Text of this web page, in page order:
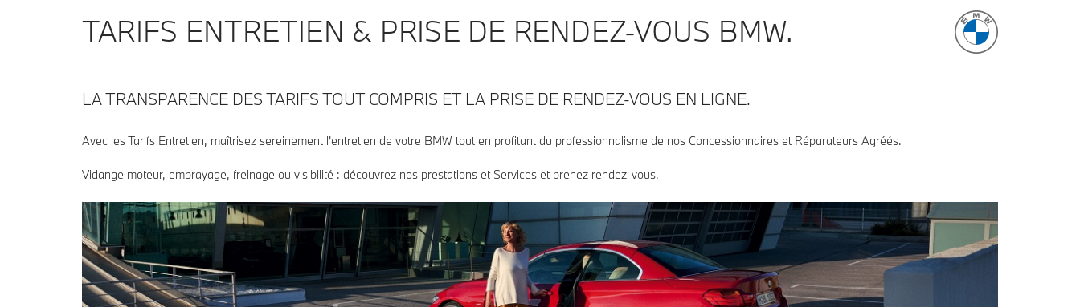
TARIFS ENTRETIEN & PRISE DE RENDEZ-VOUS BMW.
LA TRANSPARENCE DES TARIFS TOUT COMPRIS ET LA PRISE DE RENDEZ-VOUS EN LIGNE.
Avec les Tarifs Entretien, maîtrisez sereinement l'entretien de votre BMW tout en profitant du professionnalisme de nos Concessionnaires et Réparateurs Agréés.
Vidange moteur, embrayage, freinage ou visibilité : découvrez nos prestations et Services et prenez rendez-vous.